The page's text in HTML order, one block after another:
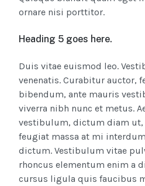
ornare nisi porttitor.
Heading 5 goes here.
Duis vitae euismod leo.
venenatis. Curabitur auctor,
bibendum, ante mauris
viverra nibh nunc et metus.
vestibulum, dictum diam ut,
feugiat massa at mi
dictum. Vestibulum vitae
rhoncus elementum enim a
cursus ligula quis faucibus